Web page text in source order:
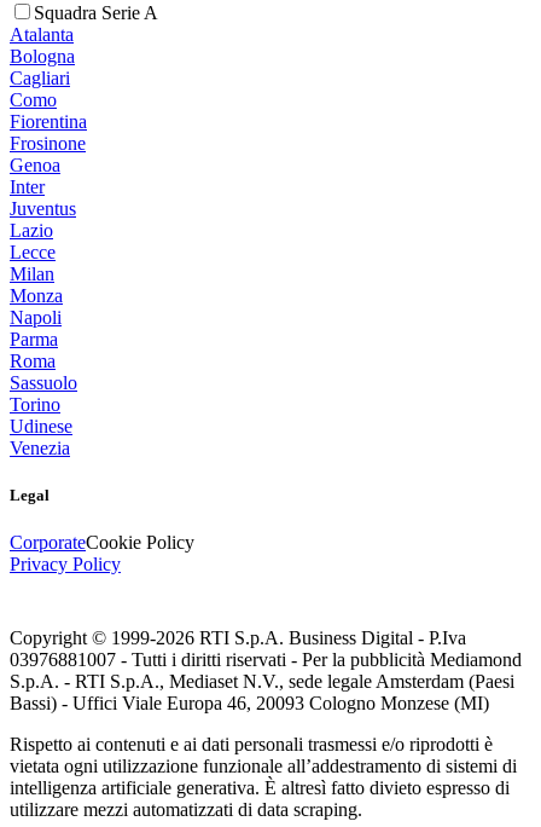
Squadra Serie A
Atalanta
Bologna
Cagliari
Como
Fiorentina
Frosinone
Genoa
Inter
Juventus
Lazio
Lecce
Milan
Monza
Napoli
Parma
Roma
Sassuolo
Torino
Udinese
Venezia
Legal
CorporateCookie Policy
Privacy Policy
Copyright © 1999-2026 RTI S.p.A. Business Digital - P.Iva
03976881007 - Tutti i diritti riservati - Per la pubblicità Mediamond
S.p.A. - RTI S.p.A., Mediaset N.V., sede legale Amsterdam (Paesi
Bassi) - Uffici Viale Europa 46, 20093 Cologno Monzese (MI)
Rispetto ai contenuti e ai dati personali trasmessi e/o riprodotti è
vietata ogni utilizzazione funzionale all’addestramento di sistemi di
intelligenza artificiale generativa. È altresì fatto divieto espresso di
utilizzare mezzi automatizzati di data scraping.